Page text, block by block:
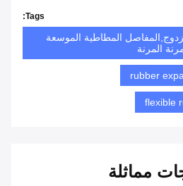
Tags:
المطاطية الموسعة
rubber
flexible
مماثلة